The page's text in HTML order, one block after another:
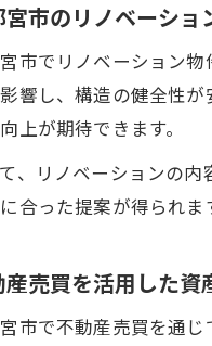
市のリノベーショ
市でリノベーション
響し、構造の健全性
上が期待できます。
、リノベーションの
合った提案が得られ
産売買を活用した
市で不動産売買を通